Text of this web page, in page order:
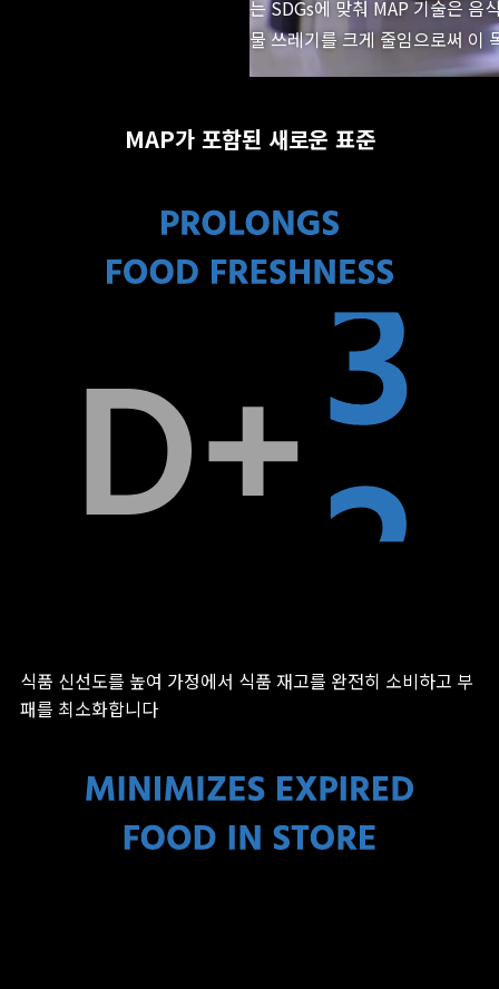
는 SDGs에 맞춰 MAP 기술은 음
물 쓰레기를 크게 줄임으로써 이
MAP가 포함된 새로운 표준
식품 신선도를 높여 가정에서 식품 재고를 완전히 소비하고 부
패를 최소화합니다